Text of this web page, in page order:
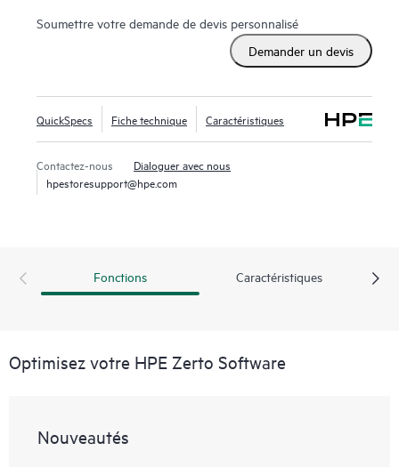
Soumettre votre demande de devis personnalisé
Demander un devis
QuickSpecs Fiche technique Caractéristiques
Contactez-nous
Dialoguer avec nous
hpestoresupport@hpe.com
Fonctions Caractéristiques
Optimisez votre HPE Zerto Software
Nouveautés